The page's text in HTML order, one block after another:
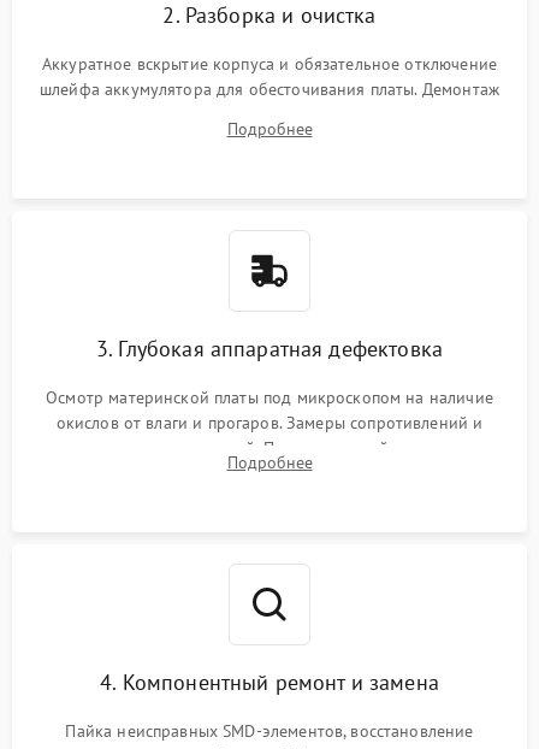
2. Разборка и очистка
Аккуратное вскрытие корпуса и обязательное отключение
шлейфа аккумулятора для обесточивания платы. Демонтаж
высохшей термопасты с кристаллов чипов.
Подробнее
3. Глубокая аппаратная дефектовка
Осмотр материнской платы под микроскопом на наличие
окислов от влаги и прогаров. Замеры сопротивлений и
дежурных напряжений. Проверка цепей питания,
мультиконтроллера, процессора и видеочипа.
Подробнее
4. Компонентный ремонт и замена
Пайка неисправных SMD-элементов, восстановление